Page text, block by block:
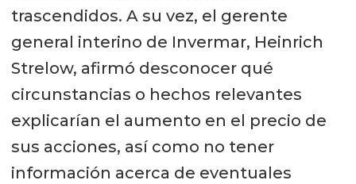
trascendidos. A su vez, el gerente
general interino de Invermar, Heinrich
Strelow, afirmó desconocer qué
circunstancias o hechos relevantes
explicarían el aumento en el precio de
sus acciones, así como no tener
información acerca de eventuales